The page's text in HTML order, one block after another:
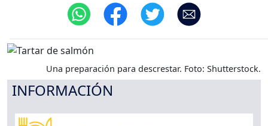
Una preparación para descrestar. Foto: Shutterstock.
INFORMACIÓN